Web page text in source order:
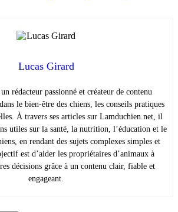
Lucas Girard
un rédacteur passionné et créateur de contenu
le bien-être des chiens, les conseils pratiques
À travers ses articles sur Lamduchien.net, il
utiles sur la santé, la nutrition, l’éducation et le
en rendant des sujets complexes simples et
est d’aider les propriétaires d’animaux à
décisions grâce à un contenu clair, fiable et
engageant.